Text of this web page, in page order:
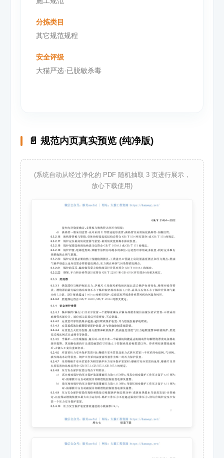
分拣类目
其它规范规程
安全评级
大猫严选·已脱敏杀毒
📄 规范内页真实预览 (纯净版)
(系统自动从经过净化的 PDF 随机抽取 3 页进行展示，
放心下载使用)